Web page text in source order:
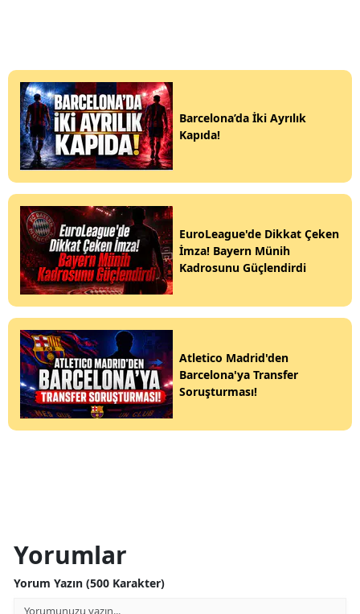
Barcelona’da İki Ayrılık
Kapıda!
EuroLeague'de Dikkat Çeken
İmza! Bayern Münih
Kadrosunu Güçlendirdi
Atletico Madrid'den
Barcelona'ya Transfer
Soruşturması!
Yorumlar
Yorum Yazın (500 Karakter)